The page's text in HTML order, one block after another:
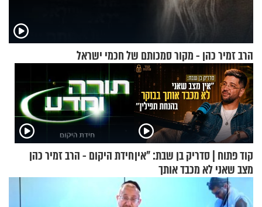
הרב זמיר כהן - מקור סמכותם של חכמי ישראל
קוד פתוח | סדריק בן שבת: "אין
מצב שאני לא מכבד אותך
בבוקר בהנחת תפילין"
חידת היקום - הרב זמיר כהן